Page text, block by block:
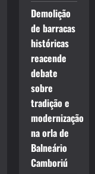
Demolição
de barracas
históricas
reacende
debate
sobre
tradição e
modernização
na orla de
Balneário
Camboriú